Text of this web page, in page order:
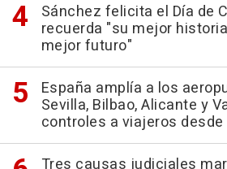
Sánchez felicita el Día de
recuerda "su mejor
mejor futuro"
España amplía a los
Sevilla, Bilbao, Alicante y
controles a viajeros